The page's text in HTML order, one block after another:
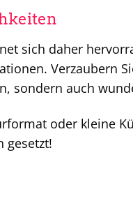
sich daher
Verzaubern
sondern auch
oder kleine
gesetzt!